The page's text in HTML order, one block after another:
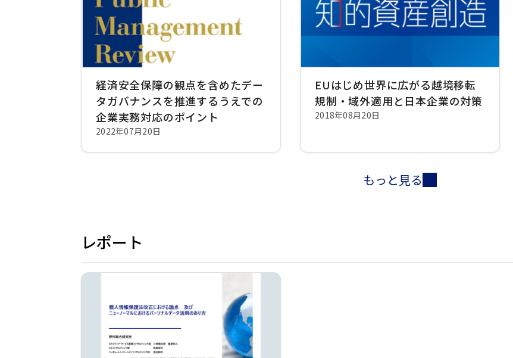
経済安全保障の観点を含めたデー
タガバナンスを推進するうえでの
企業実務対応のポイント
2022年07月20日
EUはじめ世界に広がる越境移転
規制・域外適用と日本企業の対策
2018年08月20日
もっと見る
レポート